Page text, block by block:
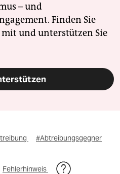
– und
Finden Sie
mit und unterstützen Sie
#Abtreibungsgegner
Fehlerhinweis